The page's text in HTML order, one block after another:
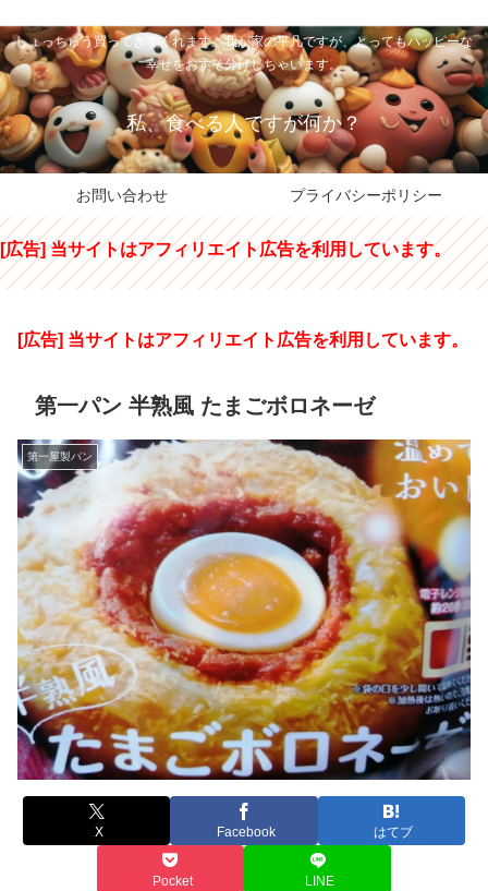
しょっちゅう買ってきてくれます。我が家の平凡ですが、とってもハッピーな
幸せをおすそ分けしちゃいます。
私、食べる人ですが何か？
お問い合わせ プライバシーポリシー
[広告] 当サイトはアフィリエイト広告を利用しています。
[広告] 当サイトはアフィリエイト広告を利用しています。
第一パン 半熟風 たまごボロネーゼ
第一屋製パン
X Facebook はてブ
Pocket LINE